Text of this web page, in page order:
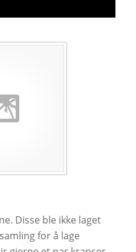
Disse ble ikke laget
for å lage